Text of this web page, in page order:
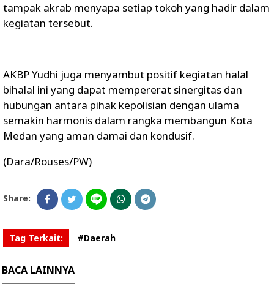
tampak akrab menyapa setiap tokoh yang hadir dalam
kegiatan tersebut.
AKBP Yudhi juga menyambut positif kegiatan halal
bihalal ini yang dapat mempererat sinergitas dan
hubungan antara pihak kepolisian dengan ulama
semakin harmonis dalam rangka membangun Kota
Medan yang aman damai dan kondusif.
(Dara/Rouses/PW)
Share:
Tag Terkait: #Daerah
BACA LAINNYA